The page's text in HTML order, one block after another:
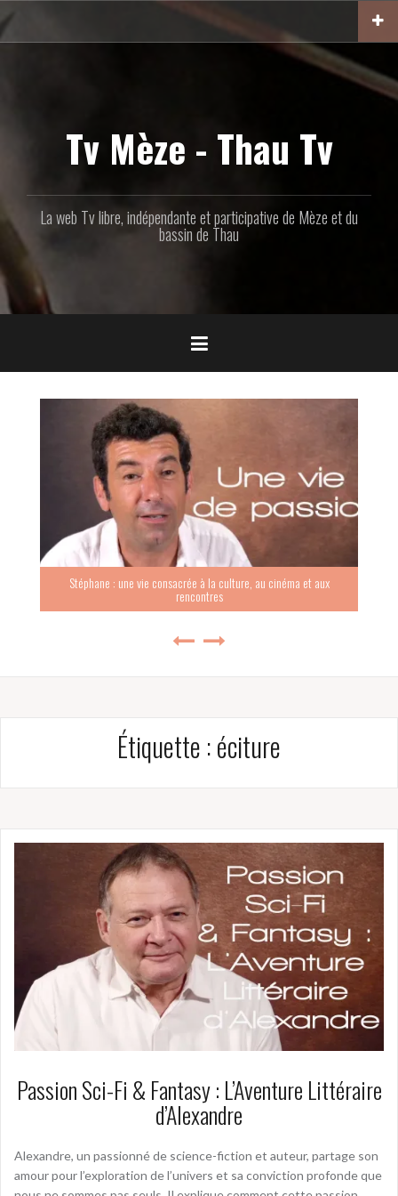
au
contenu
Tv Mèze - Thau Tv
La web Tv libre, indépendante et participative de Mèze et du
bassin de Thau
Stéphane : une vie consacrée à la culture, au cinéma et aux
rencontres
Étiquette :éciture
Passion Sci-Fi & Fantasy : L’Aventure Littéraire
d’Alexandre
Alexandre, un passionné de science-fiction et auteur, partage son
amour pour l’exploration de l’univers et sa conviction profonde que